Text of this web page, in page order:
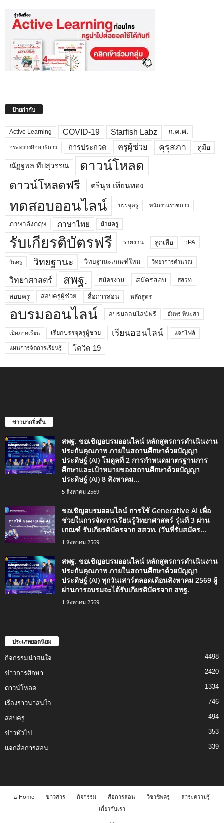
ป้ายกำกับ
Active Learning COVID-19 Starfish Labz ก.ค.ศ.
กระทรวงศึกษาธิการ การประกวด ครูผู้ช่วย คุรุสภา คู่มือ
ณัฏฐพล ทีปสุวรรณ ดาวน์โหลด
ดาวน์โหลดฟรี ตรีนุช เทียนทอง
ทดสอบออนไลน์ บรรจุครู พนักงานราชการ
ภาษาอังกฤษ ภาษาไทย ย้ายครู
รับเกียรติบัตรฟรี รายงาน ลูกเสือ วPA
วันครู วิทยฐานะ วิทยฐานะเกณฑ์ใหม่ วิทยาการคำนวณ
วิทยาศาสตร์ สพฐ. สมัครงาน สมัครสอบ สสวท
สอบครู สอบครูผู้ช่วย สื่อการสอน หลักสูตร
อบรมออนไลน์ อบรมออนไลน์ฟรี อัมพร พินะสา
เปิดภาคเรียน เรียกบรรจุครูผู้ช่วย เรียนออนไลน์ แจกไฟล์
แผนการจัดการเรียนรู้ โควิด 19
ข่าวมากยิ่งขึ้น
สพฐ. ขอเชิญอบรมออนไลน์ หลักสูตรการดำเนินงาน
ประกันคุณภาพ ภายในสถานศึกษาด้วยปัญญา
ประดิษฐ์ (AI) โมดูลที่ 2 การกำหนดมาตรฐานการ
ศึกษาและเป้าหมายของสถานศึกษาด้วยปัญญา
ประดิษฐ์ (AI) 8 สิงหาคม...
5 สิงหาคม 2569
ขอเชิญอบรมออนไลน์ การใช้ Generative AI เพื่อ
ช่วยในการจัดการเรียนรู้วิทยาศาสตร์ รุ่นที่ 3 ผ่าน
เกณฑ์ รับเกียรติบัตรจาก สสวท. (วันที่รับสมัคร...
1 สิงหาคม 2569
สพฐ. ขอเชิญอบรมออนไลน์ หลักสูตรการดำเนินงาน
ประกันคุณภาพ ภายในสถานศึกษาด้วยปัญญา
ประดิษฐ์ (AI) ทุกวันเสาร์ตลอดเดือนสิงหาคม 2569 ผู้
ผ่านการอบรมจะได้รับเกียรติบัตรจาก สพฐ.
1 สิงหาคม 2569
ประเภทยอดนิยม
กิจกรรมน่าสนใจ 4498
ข่าวการศึกษา 2420
ดาวน์โหลด 1334
เรื่องราวน่าสนใจ 746
สอบครู 494
ข่าวทั่วไป 353
แจกสื่อการสอน 339
⌂ Home ข่าวสาร กิจกรรม สื่อการสอน วิชาชีพครู
สาระความรู้
เกี่ยวกับเรา